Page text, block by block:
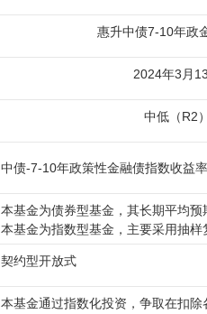
惠升中债7-10年政
2024年3月
中低（R2
中债-7-10年政策性金融债指数收益
本基金为债券型基金，其长期平均
本基金为指数型基金，主要采用抽
契约型开放式
本基金通过指数化投资，争取在扣